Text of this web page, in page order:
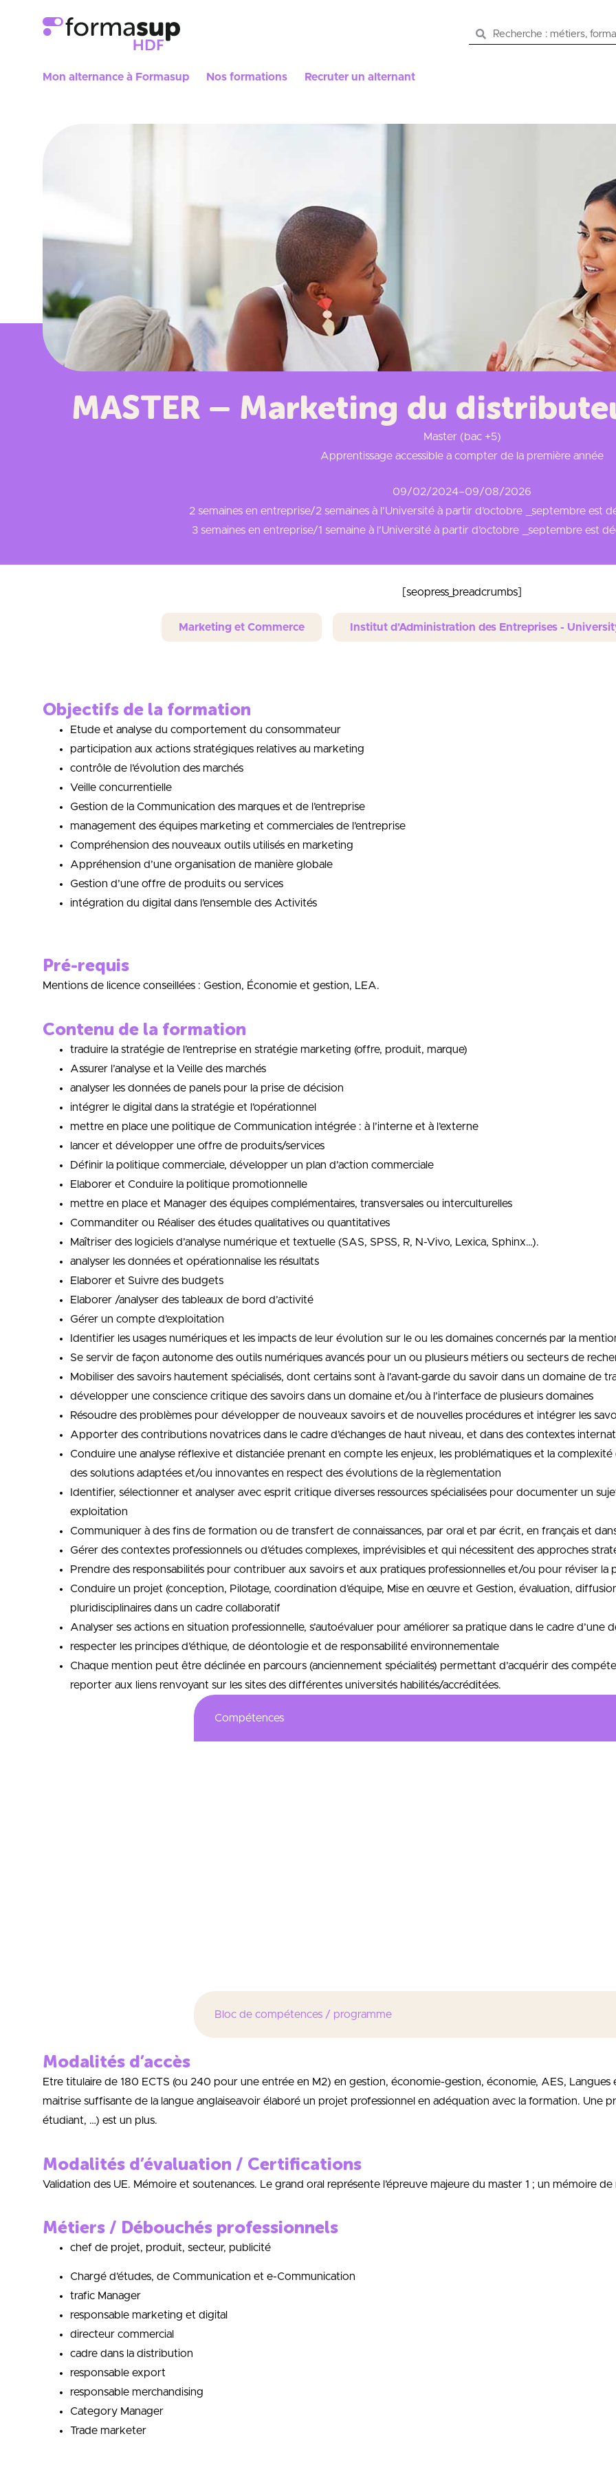
Mon alternance à Formasup Nos formations Recruter un alternant
MASTER – Marketing du
Master (bac +5)
Apprentissage accessible a compter de la première année
09/02/2024–09/08/2026
2 semaines en entreprise/2 semaines à l’Université à partir d’octobre _septembre est
3 semaines en entreprise/1 semaine à l’Université à partir d’octobre _septembre est
[seopress_breadcrumbs]
Marketing et Commerce Institut d'Administration des Entreprises -
Objectifs de la formation
Etude et analyse du comportement du consommateur
participation aux actions stratégiques relatives au marketing
contrôle de l’évolution des marchés
Veille concurrentielle
Gestion de la Communication des marques et de l’entreprise
management des équipes marketing et commerciales de l’entreprise
Compréhension des nouveaux outils utilisés en marketing
Appréhension d’une organisation de manière globale
Gestion d’une offre de produits ou services
intégration du digital dans l’ensemble des Activités
Pré-requis
Mentions de licence conseillées : Gestion, Économie et gestion, LEA.
Contenu de la formation
traduire la stratégie de l’entreprise en stratégie marketing (offre, produit, marque)
Assurer l’analyse et la Veille des marchés
analyser les données de panels pour la prise de décision
intégrer le digital dans la stratégie et l’opérationnel
mettre en place une politique de Communication intégrée : à l’interne et à l’externe
lancer et développer une offre de produits/services
Définir la politique commerciale, développer un plan d’action commerciale
Elaborer et Conduire la politique promotionnelle
mettre en place et Manager des équipes complémentaires, transversales ou interculturelles
Commanditer ou Réaliser des études qualitatives ou quantitatives
Maîtriser des logiciels d’analyse numérique et textuelle (SAS, SPSS, R, N-Vivo, Lexica, Sphinx…).
analyser les données et opérationnalise les résultats
Elaborer et Suivre des budgets
Elaborer /analyser des tableaux de bord d’activité
Gérer un compte d’exploitation
Identifier les usages numériques et les impacts de leur évolution sur le ou les domaines concernés par la
Se servir de façon autonome des outils numériques avancés pour un ou plusieurs métiers ou secteurs de
Mobiliser des savoirs hautement spécialisés, dont certains sont à l’avant-garde du savoir dans un domaine de
développer une conscience critique des savoirs dans un domaine et/ou à l’interface de plusieurs domaines
Résoudre des problèmes pour développer de nouveaux savoirs et de nouvelles procédures et intégrer les
Apporter des contributions novatrices dans le cadre d’échanges de haut niveau, et dans des contextes
Conduire une analyse réflexive et distanciée prenant en compte les enjeux, les problématiques et la
des solutions adaptées et/ou innovantes en respect des évolutions de la règlementation
Identifier, sélectionner et analyser avec esprit critique diverses ressources spécialisées pour documenter un
exploitation
Communiquer à des fins de formation ou de transfert de connaissances, par oral et par écrit, en français et
Gérer des contextes professionnels ou d’études complexes, imprévisibles et qui nécessitent des approches
Prendre des responsabilités pour contribuer aux savoirs et aux pratiques professionnelles et/ou pour réviser
Conduire un projet (conception, Pilotage, coordination d’équipe, Mise en œuvre et Gestion, évaluation,
pluridisciplinaires dans un cadre collaboratif
Analyser ses actions en situation professionnelle, s’autoévaluer pour améliorer sa pratique dans le cadre d’une
respecter les principes d’éthique, de déontologie et de responsabilité environnementale
Chaque mention peut être déclinée en parcours (anciennement spécialités) permettant d’acquérir des
reporter aux liens renvoyant sur les sites des différentes universités habilités/accréditées.
Compétences
Bloc de compétences / programme
Modalités d’accès
Etre titulaire de 180 ECTS (ou 240 pour une entrée en M2) en gestion, économie-gestion, économie, AES, Langues
maitrise suffisante de la langue anglaiseavoir élaboré un projet professionnel en adéquation avec la formation. Une
étudiant, …) est un plus.
Modalités d’évaluation / Certifications
Validation des UE. Mémoire et soutenances. Le grand oral représente l’épreuve majeure du master 1 ; un mémoire
Métiers / Débouchés professionnels
chef de projet, produit, secteur, publicité
Chargé d’études, de Communication et e-Communication
trafic Manager
responsable marketing et digital
directeur commercial
cadre dans la distribution
responsable export
responsable merchandising
Category Manager
Trade marketer